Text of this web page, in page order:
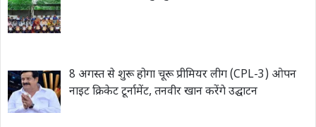
8 अगस्त से शुरू होगा चूरू प्रीमियर लीग (CPL-3) ओपन
नाइट क्रिकेट टूर्नामेंट, तनवीर खान करेंगे उद्घाटन